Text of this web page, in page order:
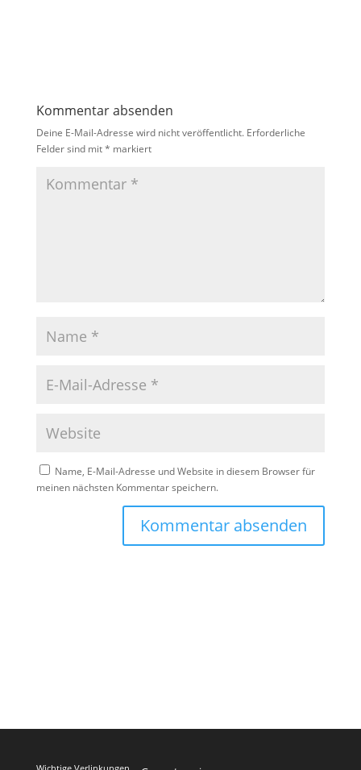
Kommentar absenden
Deine E-Mail-Adresse wird nicht veröffentlicht. Erforderliche
Felder sind mit* markiert
Name, E-Mail-Adresse und Website in diesem Browser für
meinen nächsten Kommentar speichern.